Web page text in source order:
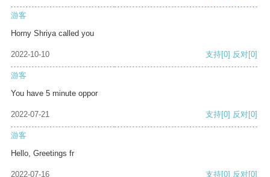
游客
Horny Shriya called you
2022-10-10 支持[0] 反对[0]
游客
You have 5 minute oppor
2022-07-21 支持[0] 反对[0]
游客
Hello, Greetings fr
2022-07-16 支持[0] 反对[0]